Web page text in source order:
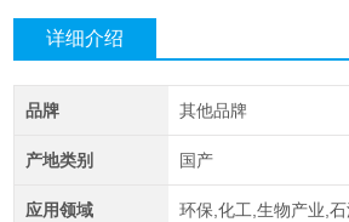
详细介绍
品牌 其他品牌
产地类别 国产
应用领域 环保,化工,生物产业,